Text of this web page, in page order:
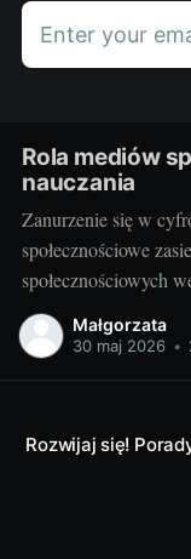
Enter your
Rola mediów
nauczania
Zanurzenie się w
społecznościowe
społecznościowych
przecenić.
wiele innych platform
odgrywają też istotną
Małgorzata
30 maj 2026 •
Rozwijaj się!